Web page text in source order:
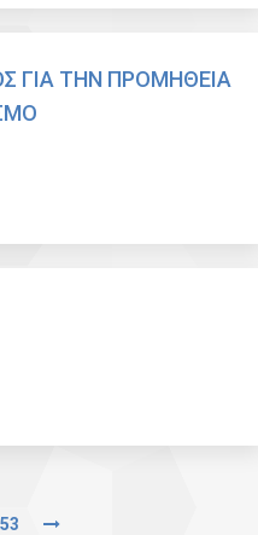
ΓΙΑ ΤΗΝ ΠΡΟΜΗΘΕΙΑ